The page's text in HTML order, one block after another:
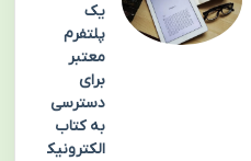
یک
پلتفرم
معتبر
برای
دسترسی
به کتاب
الکترونیک